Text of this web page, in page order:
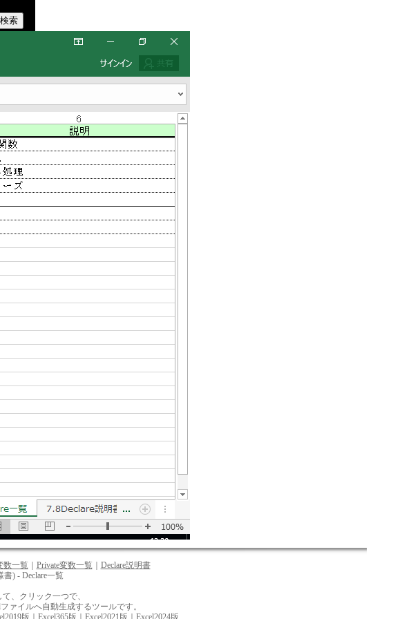
数一覧｜ Private変数一覧｜ Declare説明書
書) - Declare一覧
、クリック一つで、
ァイルへ自動生成するツールです。
版 Excel365版 Excel2021版 Excel2024版